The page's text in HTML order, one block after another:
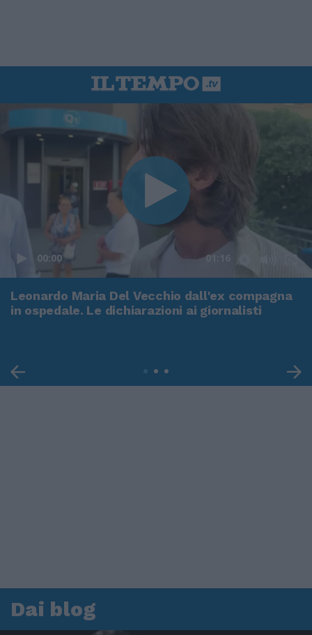
00:00 01:16
Leonardo Maria Del Vecchio dall'ex compagna
in ospedale. Le dichiarazioni ai giornalisti
Dai blog